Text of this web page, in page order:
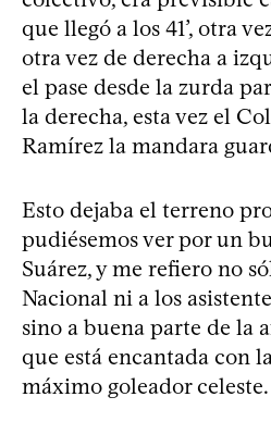
que llegó a los 41’, otra
otra vez de derecha a
el pase desde la zurda
la derecha, esta vez el
Ramírez la mandara
Esto dejaba el terreno
pudiésemos ver por un
Suárez, y me refiero no
Nacional ni a los
sino a buena parte de la
que está encantada con
máximo goleador celeste.